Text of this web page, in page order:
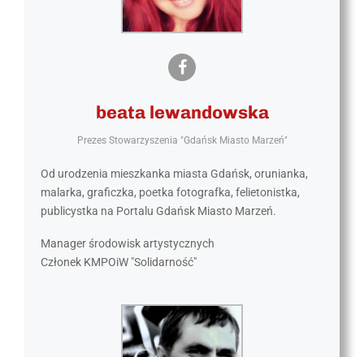
beata lewandowska
Prezes Stowarzyszenia "Gdańsk Miasto Marzeń"
Od urodzenia mieszkanka miasta Gdańsk, orunianka,
malarka, graficzka, poetka fotografka, felietonistka,
publicystka na Portalu Gdańsk Miasto Marzeń.
Manager środowisk artystycznych
Członek KMPOiW "Solidarność"